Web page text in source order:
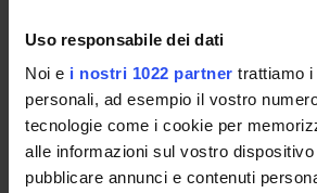
Uso responsabile dei dati
Noi e i nostri 1022 partner trattiamo
personali, ad esempio il vostro
tecnologie come i cookie per
alle informazioni sul vostro dispositivo
pubblicare annunci e contenuti
Aldo Mombello
Giovanni Paolo Pollini
Research Assistants
Aldo Scarpa
Full Professor